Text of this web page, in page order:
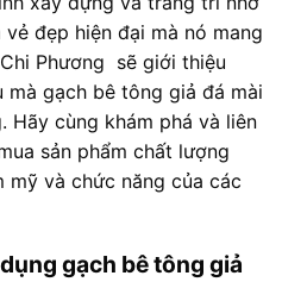
đẹp hiện đại mà nó mang
Phương sẽ giới thiệu
gạch bê tông giả đá mài
Hãy cùng khám phá và liên
sản phẩm chất lượng
và chức năng của các
gạch bê tông giả